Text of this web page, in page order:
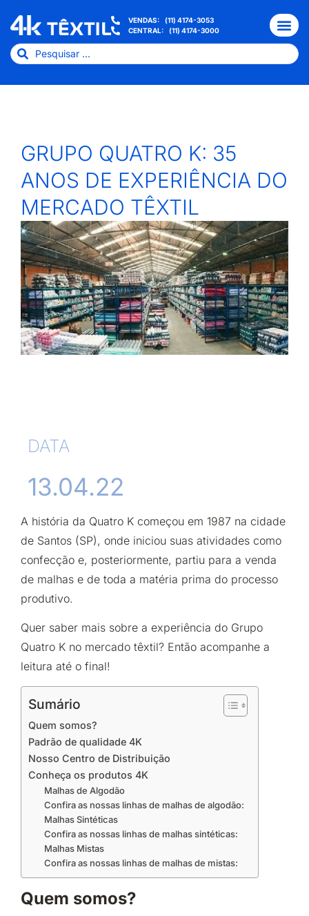
VENDAS:
(11) 4174-3053
CENTRAL:
(11) 4174-3000
GRUPO QUATRO K: 35
ANOS DE EXPERIÊNCIA DO
MERCADO TÊXTIL
DATA
13.04.22
A história da Quatro K começou em 1987 na cidade
de Santos (SP), onde iniciou suas atividades como
confecção e, posteriormente, partiu para a venda
de malhas e de toda a matéria prima do processo
produtivo.
Quer saber mais sobre a experiência do Grupo
Quatro K no mercado têxtil? Então acompanhe a
leitura até o final!
Sumário
Quem somos?
Padrão de qualidade 4K
Nosso Centro de Distribuição
Conheça os produtos 4K
Malhas de Algodão
Confira as nossas linhas de malhas de algodão:
Malhas Sintéticas
Confira as nossas linhas de malhas sintéticas:
Malhas Mistas
Confira as nossas linhas de malhas de mistas:
Quem somos?